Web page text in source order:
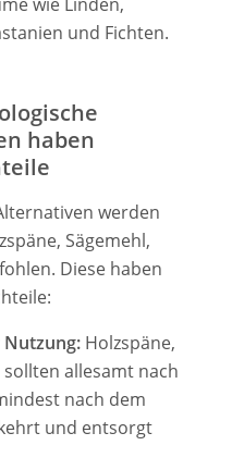
und Fichten.
haben
werden
Sägemehl,
Diese haben
Nutzung: Holzspäne,
sollten allesamt nach
nach dem
und entsorgt